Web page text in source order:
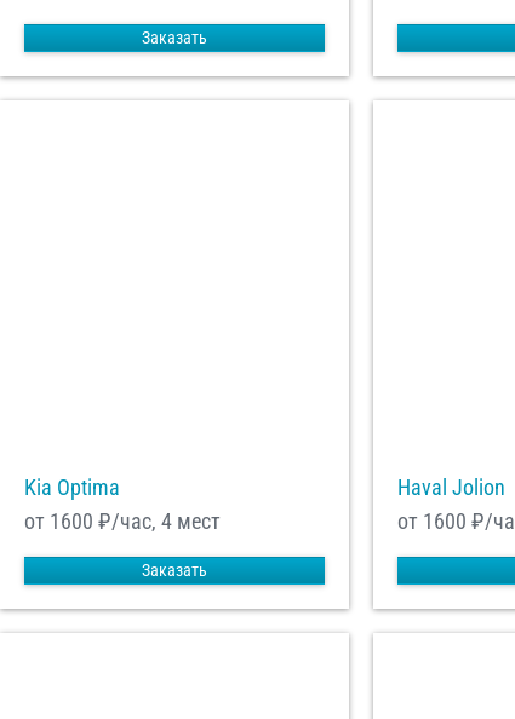
Заказать
Kia Optima
от 1600 ₽/час, 4 мест
Заказать
Haval Jolion
от 1600 ₽/